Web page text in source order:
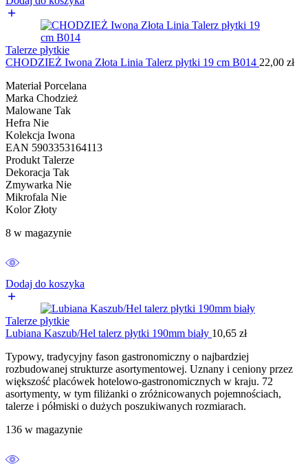
Talerze płytkie
CHODZIEŻ Iwona Złota Linia Talerz płytki 19 cm B014 22,00 zł
Materiał Porcelana
Marka Chodzież
Malowane Tak
Hefra Nie
Kolekcja Iwona
EAN 5903353164113
Produkt Talerze
Dekoracja Tak
Zmywarka Nie
Mikrofala Nie
Kolor Złoty
8 w magazynie
Dodaj do koszyka
Talerze płytkie
Lubiana Kaszub/Hel talerz płytki 190mm biały 10,65 zł
Typowy, tradycyjny fason gastronomiczny o najbardziej
rozbudowanej strukturze asortymentowej. Uznany i ceniony przez
większość placówek hotelowo-gastronomicznych w kraju. 72
asortymenty, w tym filiżanki o zróżnicowanych pojemnościach,
talerze i półmiski o dużych poszukiwanych rozmiarach.
136 w magazynie